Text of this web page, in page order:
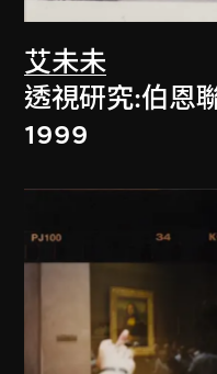
艾未未
透視研究:伯恩
1999